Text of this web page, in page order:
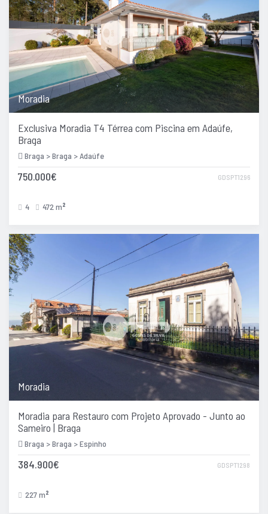
Moradia
Exclusiva Moradia T4 Térrea com Piscina em Adaúfe,
Braga
Braga > Braga > Adaúfe
GDSPT1296
750.000€
4 472 m 2
Moradia
Moradia para Restauro com Projeto Aprovado - Junto ao
Sameiro | Braga
Braga > Braga > Espinho
GDSPT1298
384.900€
227 m 2